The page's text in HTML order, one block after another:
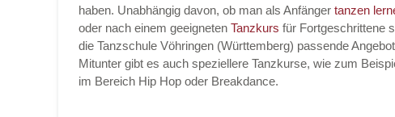
haben. Unabhängig davon, ob man als Anfänger tanzen
oder nach einem geeigneten Tanzkurs für Fortgeschrittene
die Tanzschule Vöhringen (Württemberg) passende
Mitunter gibt es auch speziellere Tanzkurse, wie zum
im Bereich Hip Hop oder Breakdance.